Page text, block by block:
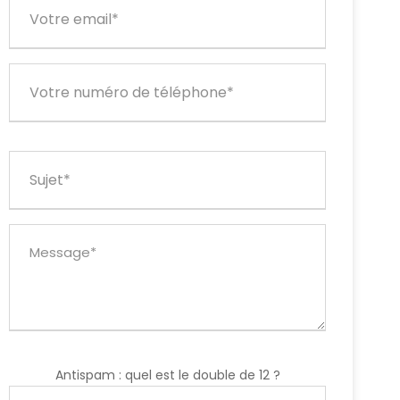
Antispam : quel est le double de 12 ?